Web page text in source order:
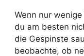
Wenn nur
du am besten
die Gespinste
beobachte, ob